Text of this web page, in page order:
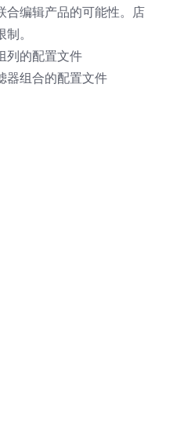
合编辑产品的可能性。店
。
列的配置文件
器组合的配置文件